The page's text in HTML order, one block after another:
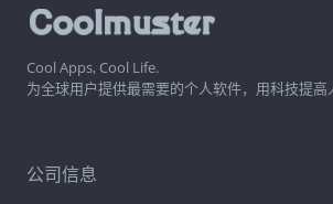
Cool Apps, Cool Life.
为全球用户提供最需要的个人软件，用科技提高
公司信息